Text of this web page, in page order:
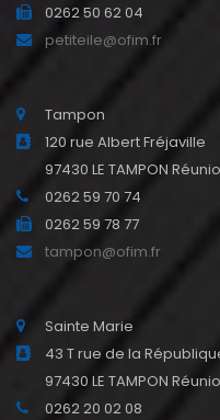
0262 50 62 04
petiteile@ofim.fr
Tampon
120 rue Albert Fréjaville
97430 LE TAMPON
0262 59 70 74
0262 59 78 77
tampon@ofim.fr
Sainte Marie
43 T rue de la
97430 LE TAMPON
0262 20 02 08